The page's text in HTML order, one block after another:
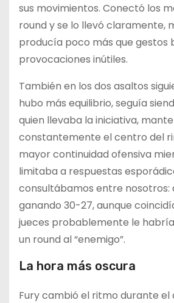
sus movimientos. Conectó los
round y se lo llevó claramente,
producía poco más que gestos
provocaciones inútiles.
También en los dos asaltos
hubo más equilibrio, seguía
quien llevaba la iniciativa,
constantemente el centro del
mayor continuidad ofensiva
limitaba a respuestas
consultábamos entre nosotros:
ganando 30-27, aunque
jueces probablemente le
un round al “enemigo”.
La hora más oscura
Fury cambió el ritmo durante el